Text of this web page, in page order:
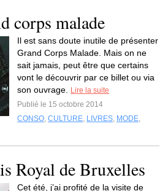
corps malade
Il est sans doute inutile de présenter
Grand Corps Malade. Mais on ne
sait jamais, peut être que certains
vont le découvrir par ce billet ou via
son ouvrage.
Lire la suite
Publié le 15 octobre 2014
CONSO, CULTURE, LIVRES, MODE,
Royal de Bruxelles
Cet été, j’ai profité de la visite de